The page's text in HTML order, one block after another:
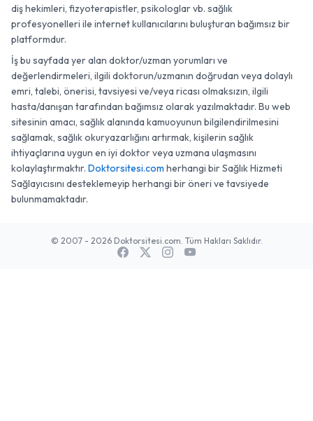
diş hekimleri, fizyoterapistler, psikologlar vb. sağlık
profesyonelleri ile internet kullanıcılarını buluşturan bağımsız bir
platformdur.
İş bu sayfada yer alan doktor/uzman yorumları ve
değerlendirmeleri, ilgili doktorun/uzmanın doğrudan veya dolaylı
emri, talebi, önerisi, tavsiyesi ve/veya ricası olmaksızın, ilgili
hasta/danışan tarafından bağımsız olarak yazılmaktadır. Bu web
sitesinin amacı, sağlık alanında kamuoyunun bilgilendirilmesini
sağlamak, sağlık okuryazarlığını artırmak, kişilerin sağlık
ihtiyaçlarına uygun en iyi doktor veya uzmana ulaşmasını
kolaylaştırmaktır. Doktorsitesi.com herhangi bir Sağlık Hizmeti
Sağlayıcısını desteklemeyip herhangi bir öneri ve tavsiyede
bulunmamaktadır.
© 2007 - 2026 Doktorsitesi.com. Tüm Hakları Saklıdır.